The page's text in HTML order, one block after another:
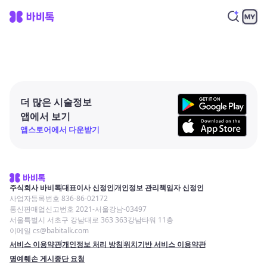
더 많은 시술정보
앱에서 보기
앱스토어에서 다운받기
주식회사 바비톡대표이사 신정인개인정보 관리책임자 신정인
사업자등록번호 836-86-02172
통신판매업신고번호 2021-서울강남-03497
서울특별시 서초구 강남대로 363 363강남타워 11층
이메일 cs@babitalk.com
서비스 이용약관개인정보 처리 방침위치기반 서비스 이용약관
명예훼손 게시중단 요청